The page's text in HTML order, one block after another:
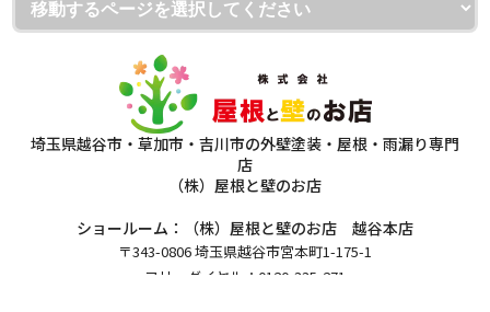
埼玉県越谷市・草加市・吉川市の外壁塗装・屋根・雨漏り専門
店
（株）屋根と壁のお店
ショールーム：（株）屋根と壁のお店 越谷本店
〒343-0806 埼玉県越谷市宮本町1-175-1
フリーダイヤル：0120-335-271